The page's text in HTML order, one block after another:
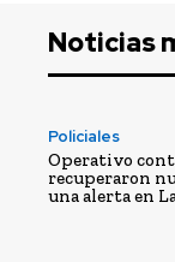
Noticias
Policiales
Operativo
recuperaron
una alerta en